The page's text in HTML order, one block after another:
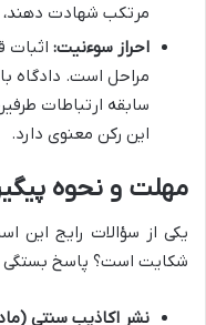
مرتکب شهادت دهند،
احراز سوءنیت: اثبات
مراحل است. دادگاه
سابقه ارتباطات
این رکن معنوی دارد.
مهلت و نحوه
یکی از سؤالات رایج این
شکایت است؟ پاسخ بستگی
نشر اکاذیب سنتی (ماده